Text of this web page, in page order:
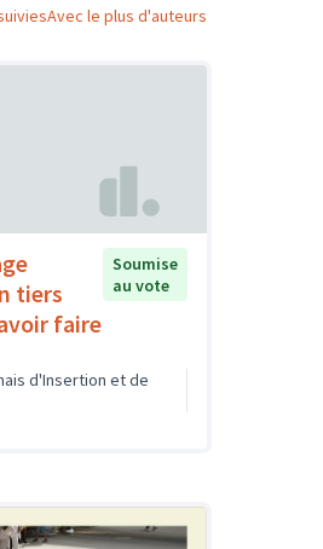
Avec le plus d'auteurs
tiers
faire
Soumise
au vote
d'Insertion et de